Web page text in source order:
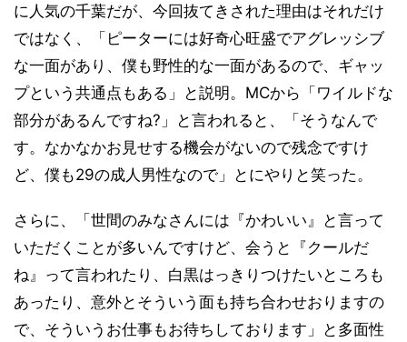
に人気の千葉だが、今回抜てきされた理由はそれだけ
ではなく、「ピーターには好奇心旺盛でアグレッシブ
な一面があり、僕も野性的な一面があるので、ギャッ
プという共通点もある」と説明。MCから「ワイルドな
部分があるんですね?」と言われると、「そうなんで
す。なかなかお見せする機会がないので残念ですけ
ど、僕も29の成人男性なので」とにやりと笑った。
さらに、「世間のみなさんには『かわいい』と言って
いただくことが多いんですけど、会うと『クールだ
ね』って言われたり、白黒はっきりつけたいところも
あったり、意外とそういう面も持ち合わせおりますの
で、そういうお仕事もお待ちしております」と多面性